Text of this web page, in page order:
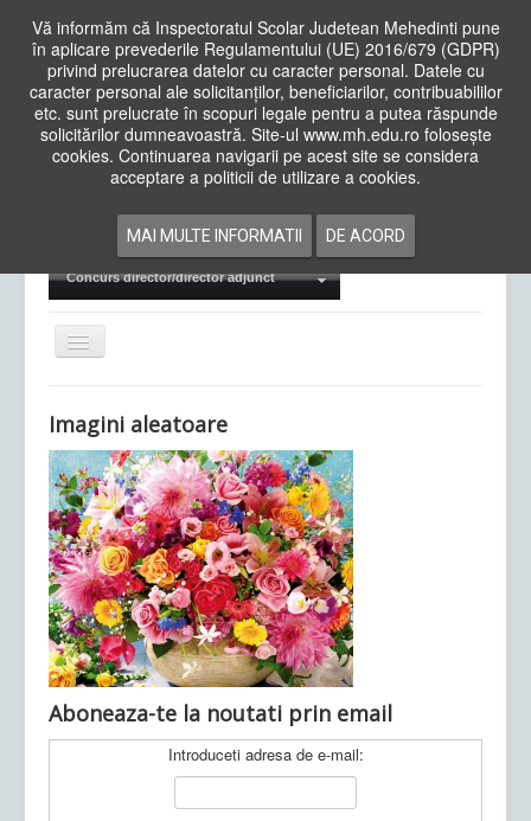
Vă informăm că Inspectoratul Scolar Judetean Mehedinti pune
în aplicare prevederile Regulamentului (UE) 2016/679 (GDPR)
privind prelucrarea datelor cu caracter personal. Datele cu
caracter personal ale solicitanților, beneficiarilor, contribuabililor
etc. sunt prelucrate în scopuri legale pentru a putea răspunde
solicitărilor dumneavoastră. Site-ul www.mh.edu.ro folosește
cookies. Continuarea navigarii pe acest site se considera
acceptare a politicii de utilizare a cookies.
MAI MULTE INFORMATII DE ACORD
Cauta
in
siteAcasa Cadre Didactice
Examene Naționale
Concurs director/director adjunct
Comută
navigarea
Ultimele articole: Vi, 04.11.2022 -Inspectoratul Școlar
Județean Mehedinți
Imagini aleatoare
Aboneaza-te la noutati prin email
Introduceti adresa de e-mail: